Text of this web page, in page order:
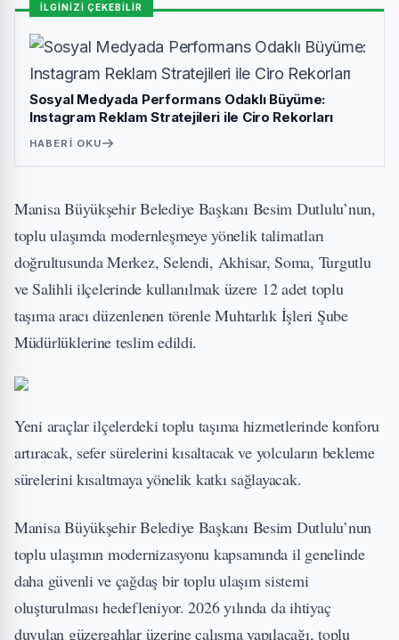
İLGİNİZİ ÇEKEBİLİR
Sosyal Medyada Performans Odaklı Büyüme:
Instagram Reklam Stratejileri ile Ciro Rekorları
HABERI OKU
Manisa Büyükşehir Belediye Başkanı Besim Dutlulu’nun,
toplu ulaşımda modernleşmeye yönelik talimatları
doğrultusunda Merkez, Selendi, Akhisar, Soma, Turgutlu
ve Salihli ilçelerinde kullanılmak üzere 12 adet toplu
taşıma aracı düzenlenen törenle Muhtarlık İşleri Şube
Müdürlüklerine teslim edildi.
Yeni araçlar ilçelerdeki toplu taşıma hizmetlerinde konforu
artıracak, sefer sürelerini kısaltacak ve yolcuların bekleme
sürelerini kısaltmaya yönelik katkı sağlayacak.
Manisa Büyükşehir Belediye Başkanı Besim Dutlulu’nun
toplu ulaşımın modernizasyonu kapsamında il genelinde
daha güvenli ve çağdaş bir toplu ulaşım sistemi
oluşturulması hedefleniyor. 2026 yılında da ihtiyaç
duyulan güzergahlar üzerine çalışma yapılacağı, toplu